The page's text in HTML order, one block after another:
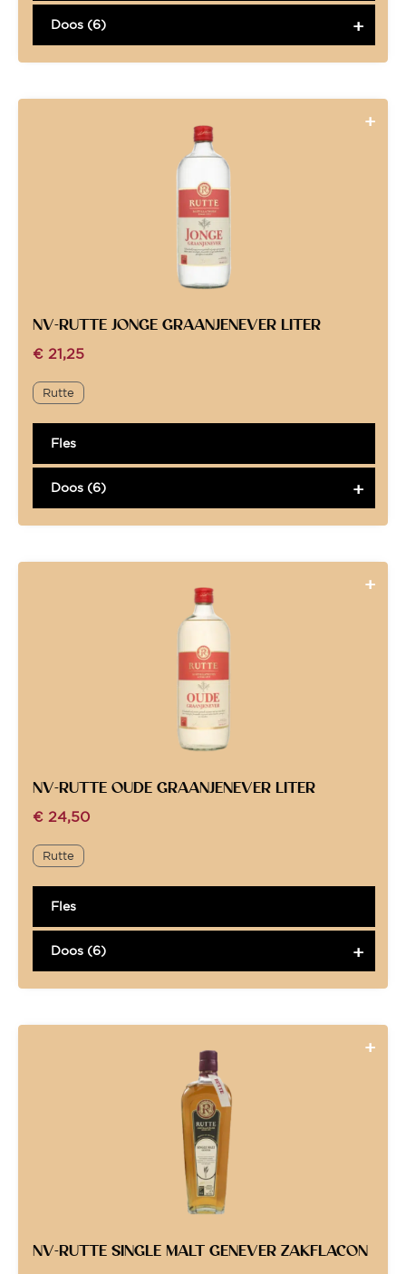
Doos (6)
NV-RUTTE JONGE GRAANJENEVER LITER
€ 21,25
Rutte
Fles
Doos (6)
NV-RUTTE OUDE GRAANJENEVER LITER
€ 24,50
Rutte
Fles
Doos (6)
NV-RUTTE SINGLE MALT GENEVER ZAKFLACON